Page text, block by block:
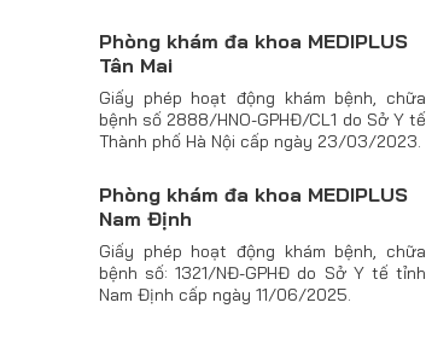
Phòng khám đa khoa MEDIPLUS
Tân Mai
Giấy phép hoạt động khám bệnh, chữa
bệnh số 2888/HNO-GPHĐ/CL1 do Sở Y tế
Thành phố Hà Nội cấp ngày 23/03/2023.
Phòng khám đa khoa MEDIPLUS
Nam Định
Giấy phép hoạt động khám bệnh, chữa
bệnh số: 1321/NĐ-GPHĐ do Sở Y tế tỉnh
Nam Định cấp ngày 11/06/2025.